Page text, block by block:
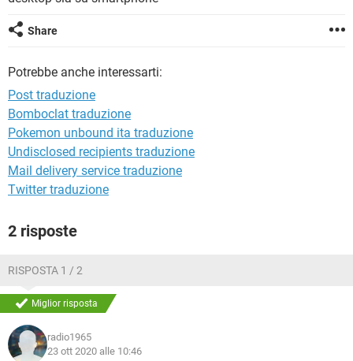
HARDWARE
INSTAGRAM
HARDWARE
Share
Potrebbe anche interessarti:
Post traduzione
Bomboclat traduzione
Pokemon unbound ita traduzione
Undisclosed recipients traduzione
Mail delivery service traduzione
Twitter traduzione
2 risposte
RISPOSTA 1 / 2
Miglior risposta
radio1965
23 ott 2020 alle 10:46